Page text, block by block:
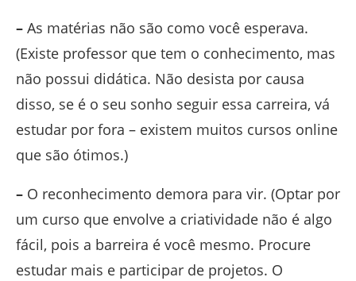
– As matérias não são como você esperava.
(Existe professor que tem o conhecimento, mas
não possui didática. Não desista por causa
disso, se é o seu sonho seguir essa carreira, vá
estudar por fora – existem muitos cursos online
que são ótimos.)
– O reconhecimento demora para vir. (Optar por
um curso que envolve a criatividade não é algo
fácil, pois a barreira é você mesmo. Procure
estudar mais e participar de projetos. O